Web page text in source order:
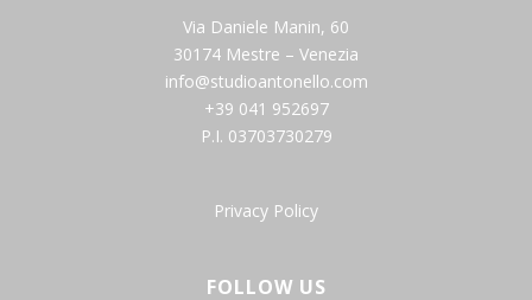
Via Daniele Manin, 60
30174 Mestre – Venezia
info@studioantonello.com
+39 041 952697
P.I. 03703730279
Privacy Policy
FOLLOW US